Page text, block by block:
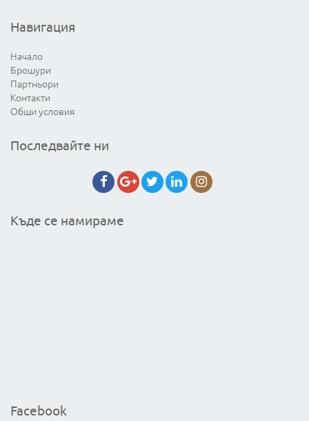
Навигация
Начало
Брошури
Партньори
Контакти
Общи условия
Последвайте ни
Къде се намираме
Facebook